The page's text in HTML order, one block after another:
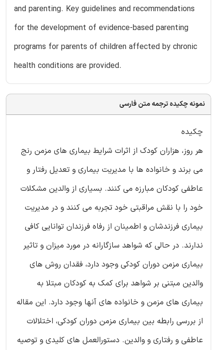
and parenting. Key guidelines and recommendations
for the development of evidence-based parenting
programs for parents of children affected by chronic
health conditions are provided.
نمونه چکیده ترجمه متن فارسی
چکیده
هر روز، هزاران کودک از اثرات شرایط بیماری های مزمن رنج
می برند و خانواده ها با مدیریت بیماری و تعدیل رفتار و
عاطفی کودکان مبارزه می کنند. بسیاری از والدین مشکلات
خود را با نقش مراقبتی خود تجربه می کنند و در مدیریت
بیماری فرزندشان و اطمینان از رفاه فرزندان توانایی کافی
ندارند. در حالی که شواهد سازگارانه در مورد میزان و تاثیر
بیماری مزمن دوران کودکی وجود دارد، فقدان روش های
والدین مبتنی بر شواهد برای کمک به کودکان مبتلا به
بیماری های مزمن و خانواده های آنها وجود دارد. این مقاله
از بررسی رابطه بین بیماری مزمن دوران کودکی، اختلالات
عاطفی و رفتاری و والدین. دستورالعمل های کلیدی و توصیه